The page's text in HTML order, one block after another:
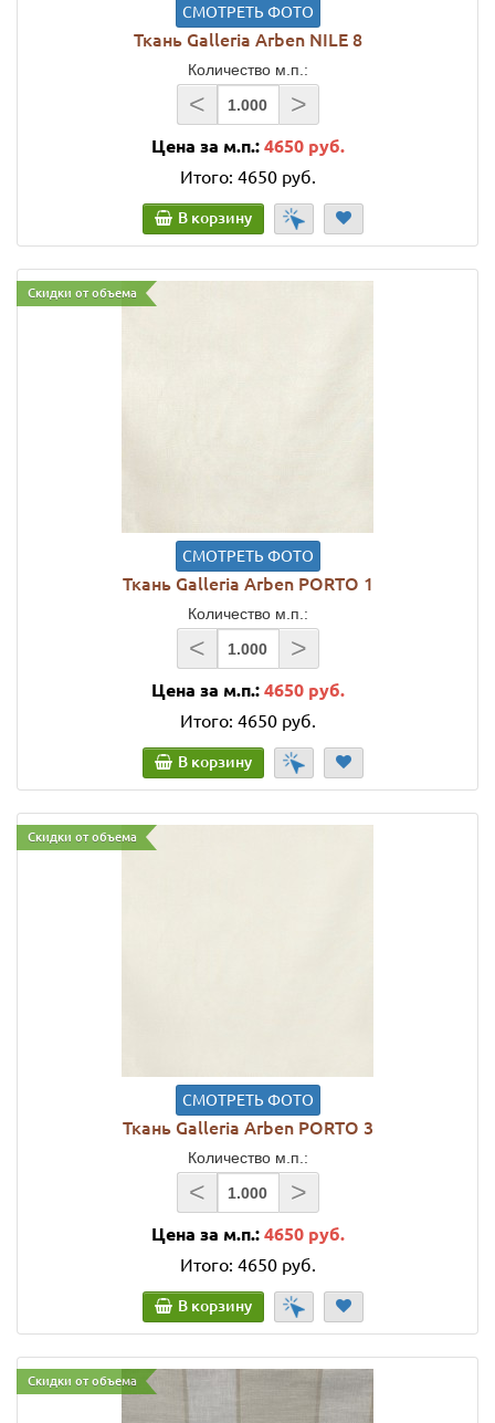
СМОТРЕТЬ ФОТО
Ткань Galleria Arben NILE 8
Количество м.п.:
< >
Цена за м.п.: 4650 руб.
Итого: 4650 руб.
В корзину
Скидки от объема
СМОТРЕТЬ ФОТО
Ткань Galleria Arben PORTO 1
Количество м.п.:
< >
Цена за м.п.: 4650 руб.
Итого: 4650 руб.
В корзину
Скидки от объема
СМОТРЕТЬ ФОТО
Ткань Galleria Arben PORTO 3
Количество м.п.:
< >
Цена за м.п.: 4650 руб.
Итого: 4650 руб.
В корзину
Скидки от объема